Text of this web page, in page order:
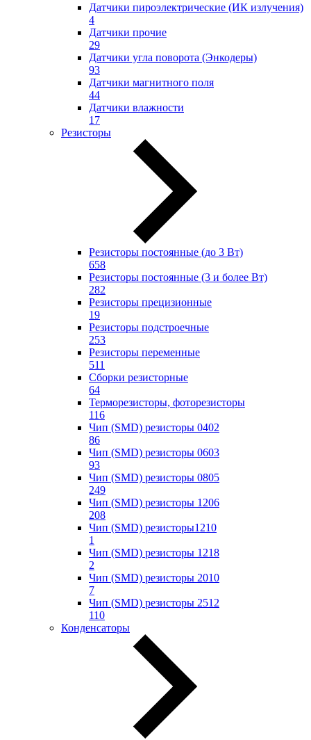
Датчики пироэлектрические (ИК излучения)
4
Датчики прочие
29
Датчики угла поворота (Энкодеры)
93
Датчики магнитного поля
44
Датчики влажности
17
Резисторы
Резисторы постоянные (до 3 Вт)
658
Резисторы постоянные (3 и более Вт)
282
Резисторы прецизионные
19
Резисторы подстроечные
253
Резисторы переменные
511
Сборки резисторные
64
Терморезисторы, фоторезисторы
116
Чип (SMD) резисторы 0402
86
Чип (SMD) резисторы 0603
93
Чип (SMD) резисторы 0805
249
Чип (SMD) резисторы 1206
208
Чип (SMD) резисторы1210
1
Чип (SMD) резисторы 1218
2
Чип (SMD) резисторы 2010
7
Чип (SMD) резисторы 2512
110
Конденсаторы